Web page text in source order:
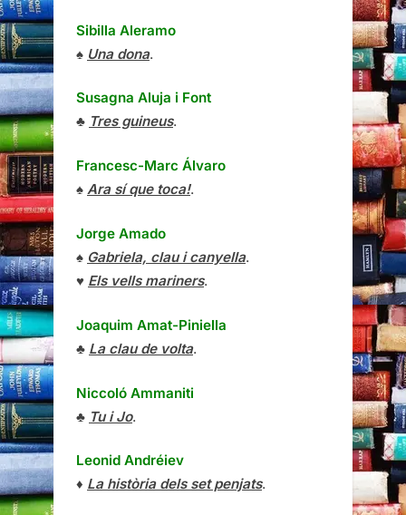
Sibilla Aleramo
♠ Una dona.
Susagna Aluja i Font
♣ Tres guineus.
Francesc-Marc Álvaro
♠ Ara sí que toca!.
Jorge Amado
♠ Gabriela, clau i canyella.
♥ Els vells mariners.
Joaquim Amat-Piniella
♣ La clau de volta.
Niccoló Ammaniti
♣ Tu i Jo.
Leonid Andréiev
♦ La història dels set penjats.